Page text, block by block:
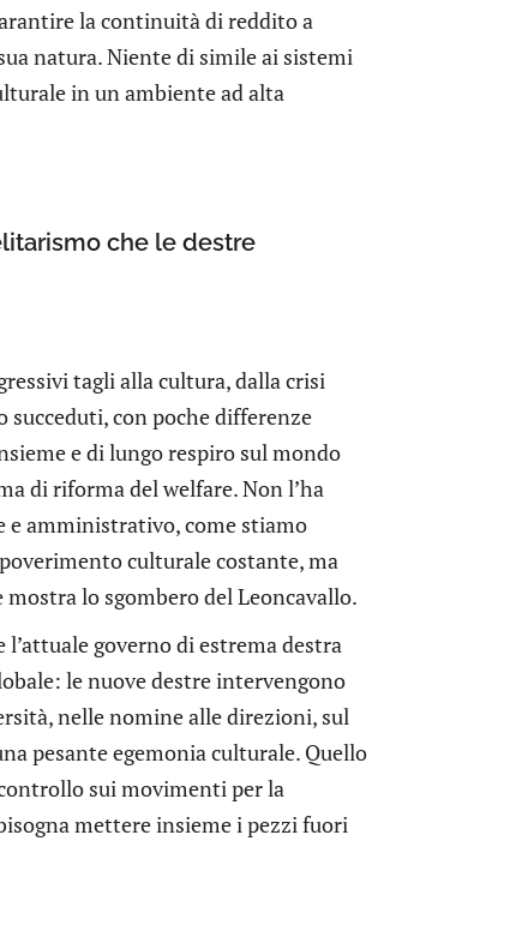
la continuità di reddito a
natura. Niente di simile ai sistemi
in un ambiente ad alta
che le destre
tagli alla cultura, dalla crisi
succeduti, con poche differenze
e di lungo respiro sul mondo
di riforma del welfare. Non l’ha
e amministrativo, come stiamo
culturale costante, ma
lo sgombero del Leoncavallo.
governo di estrema destra
le nuove destre intervengono
nelle nomine alle direzioni, sul
pesante egemonia culturale. Quello
sui movimenti per la
mettere insieme i pezzi fuori